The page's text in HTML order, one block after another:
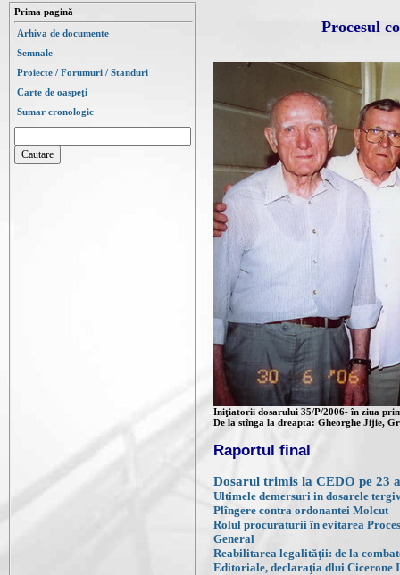
Prima pagină
Arhiva de documente
Semnale
Proiecte / Forumuri / Standuri
Carte de oaspeţi
Sumar cronologic
Procesul
Iniţiatorii dosarului 35/P/2006- în ziua
De la stînga la dreapta: Gheorghe Jijie,
Raportul final
Dosarul trimis la CEDO pe 23
Ultimele demersuri in dosarele
Plîngere contra ordonantei Molcut
Rolul procuraturii în evitarea
General
Reabilitarea legalităţii: de la
Editoriale, declaraţia dlui Cicerone